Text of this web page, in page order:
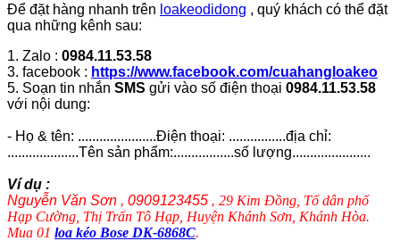
Để đặt hàng nhanh trên loakeodidong , quý khách có thể đặt
qua những kênh sau:
1. Zalo : 0984.11.53.58
3. facebook : https://www.facebook.com/cuahangloakeo
5. Soạn tin nhắn SMS gửi vào số điện thoại 0984.11.53.58
với nội dung:
- Họ & tên: ......................Điện thoại: ................địa chỉ:
....................Tên sản phẩm:.................số lượng......................
Ví dụ :
Nguyễn Văn Sơn , 0909123455 , 29 Kim Đồng, Tổ dân phố
Hạp Cường, Thị Trấn Tô Hạp, Huyện Khánh Sơn, Khánh Hòa.
Mua 01 loa kéo Bose DK-6868C.